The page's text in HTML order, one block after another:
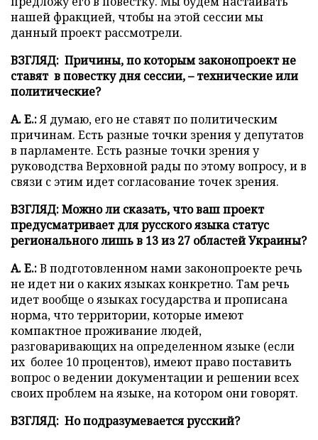
нашей фракцией, чтобы на этой сессии мы
данный проект рассмотрели.
ВЗГЛЯД: Причины, по которым законопроект не
ставят в повестку дня сессии, – технические или
политические?
А. Е.:Я думаю, его не ставят по политическим
причинам. Есть разные точки зрения у депутатов
в парламенте. Есть разные точки зрения у
руководства Верховной рады по этому вопросу, и в
связи с этим идет согласование точек зрения.
ВЗГЛЯД: Можно ли сказать, что ваш проект
предусматривает для русского языка статус
регионального лишь в 13 из 27 областей Украины?
А. Е.:В подготовленном нами законопроекте речь
не идет ни о каких языках конкретно. Там речь
идет вообще о языках государства и прописана
норма, что территории, которые имеют
компактное проживание людей,
разговаривающих на определенном языке (если
их более 10 процентов), имеют право поставить
вопрос о ведении документации и решении всех
своих проблем на языке, на котором они говорят.
ВЗГЛЯД: Но подразумевается русский?